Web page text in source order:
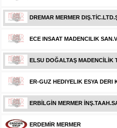
DREMAR MERMER
ECE INSAAT MADENCILIK
ELSU DOĞALTAŞ MADENCİLİK
ER-GUZ HEDIYELIK ESYA DERI
ERBİLGİN MERMER
ERDEMİR MERMER